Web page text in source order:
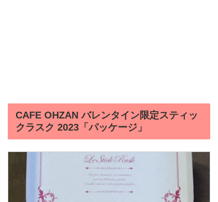
CAFE OHZAN バレンタイン限定スティッ
クラスク 2023「パッケージ」